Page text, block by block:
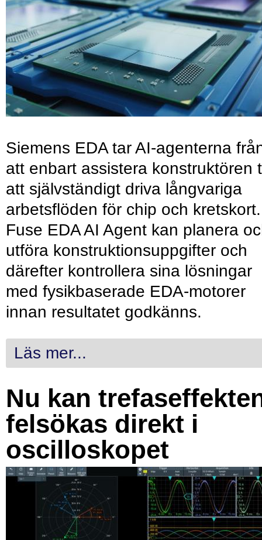
Siemens EDA tar AI-agenterna
att enbart assistera konstruktören
att självständigt driva långvariga
arbetsflöden för chip och kretskort.
Fuse EDA AI Agent kan planera
utföra konstruktionsuppgifter och
därefter kontrollera sina lösningar
med fysikbaserade EDA-motorer
innan resultatet godkänns.
Läs mer...
Nu kan
felsökas direkt i
oscilloskopet